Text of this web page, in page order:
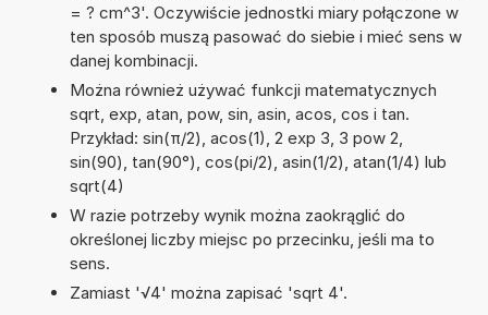
= ? cm^3'. Oczywiście jednostki miary połączone w
ten sposób muszą pasować do siebie i mieć sens w
danej kombinacji.
Można również używać funkcji matematycznych
sqrt, exp, atan, pow, sin, asin, acos, cos i tan.
Przykład: sin(π/2), acos(1), 2 exp 3, 3 pow 2,
sin(90), tan(90°), cos(pi/2), asin(1/2), atan(1/4) lub
sqrt(4)
W razie potrzeby wynik można zaokrąglić do
określonej liczby miejsc po przecinku, jeśli ma to
sens.
Zamiast '√4' można zapisać 'sqrt 4'.